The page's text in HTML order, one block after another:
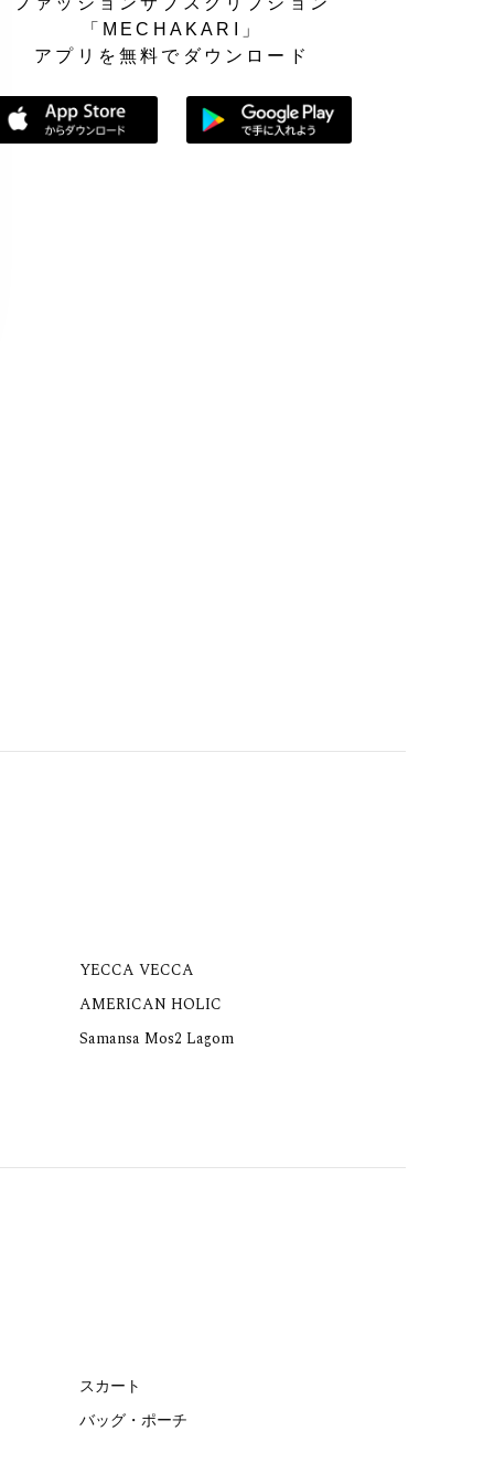
「MECHAKARI」
アプリを無料でダウンロード
App Storeからダウンロード
YECCA VECCA
AMERICAN HOLIC
Samansa Mos2 Lagom
スカート
バッグ・ポーチ